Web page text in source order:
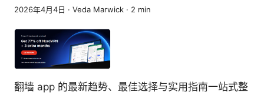
2026年4月4日 · Veda Marwick · 2 min
翻墙 app 的最新趋势、最佳选择与实用指南一站式整